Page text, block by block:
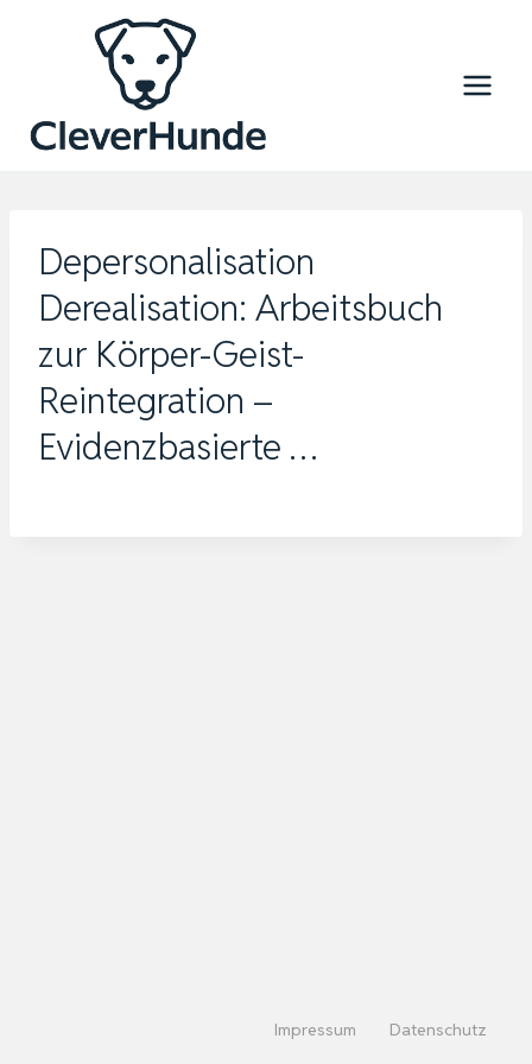
Depersonalisation
Derealisation: Arbeitsbuch
zur Körper-Geist-
Reintegration –
Evidenzbasierte …
Impressum Datenschutz